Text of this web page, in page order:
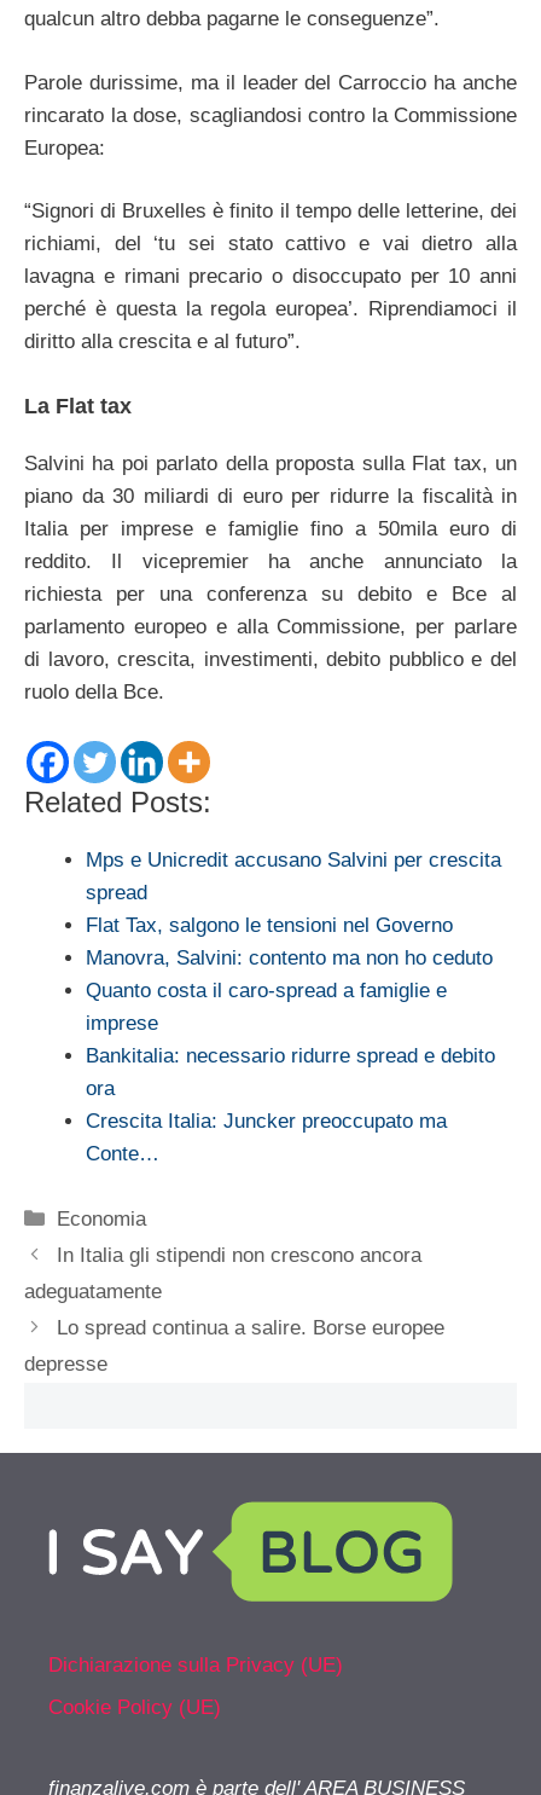
qualcun altro debba pagarne le conseguenze”.
Parole durissime, ma il leader del Carroccio ha anche
rincarato la dose, scagliandosi contro la Commissione
Europea:
“Signori di Bruxelles è finito il tempo delle letterine, dei
richiami, del ‘tu sei stato cattivo e vai dietro alla
lavagna e rimani precario o disoccupato per 10 anni
perché è questa la regola europea’. Riprendiamoci il
diritto alla crescita e al futuro”.
La Flat tax
Salvini ha poi parlato della proposta sulla Flat tax, un
piano da 30 miliardi di euro per ridurre la fiscalità in
Italia per imprese e famiglie fino a 50mila euro di
reddito. Il vicepremier ha anche annunciato la
richiesta per una conferenza su debito e Bce al
parlamento europeo e alla Commissione, per parlare
di lavoro, crescita, investimenti, debito pubblico e del
ruolo della Bce.
Related Posts:
Mps e Unicredit accusano Salvini per crescita
spread
Flat Tax, salgono le tensioni nel Governo
Manovra, Salvini: contento ma non ho ceduto
Quanto costa il caro-spread a famiglie e
imprese
Bankitalia: necessario ridurre spread e debito
ora
Crescita Italia: Juncker preoccupato ma
Conte…
Categorie
Economia
In Italia gli stipendi non crescono ancora
adeguatamente
Lo spread continua a salire. Borse europee
depresse
Dichiarazione sulla Privacy (UE)
Cookie Policy (UE)
finanzalive.com è parte dell' AREA BUSINESS